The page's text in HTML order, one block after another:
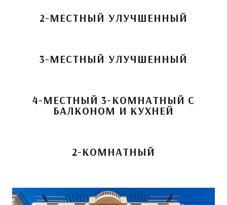
2-МЕСТНЫЙ УЛУЧШЕННЫЙ
3-МЕСТНЫЙ УЛУЧШЕННЫЙ
4-МЕСТНЫЙ 3-КОМНАТНЫЙ С
БАЛКОНОМ И КУХНЕЙ
2-КОМНАТНЫЙ